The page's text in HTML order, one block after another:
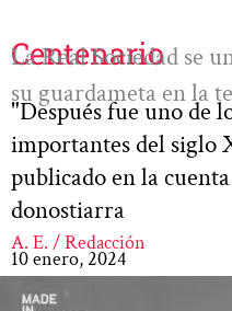
Centenario
La Real Sociedad se
su guardameta en la
"Después fue uno de
importantes del siglo
publicado en la
donostiarra
A. E. / Redacción
10 enero, 2024